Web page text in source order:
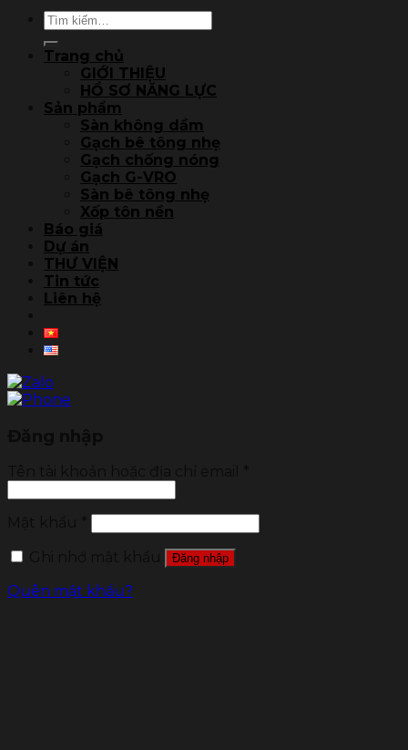
Tìm
kiếm:
Trang chủ
GIỚI THIỆU
HỒ SƠ NĂNG LỰC
Sản phẩm
Sàn không dầm
Gạch bê tông nhẹ
Gạch chống nóng
Gạch G-VRO
Sàn bê tông nhẹ
Xốp tôn nền
Báo giá
Dự án
THƯ VIỆN
Tin tức
Liên hệ
Đăng nhập
Quên mật khẩu?